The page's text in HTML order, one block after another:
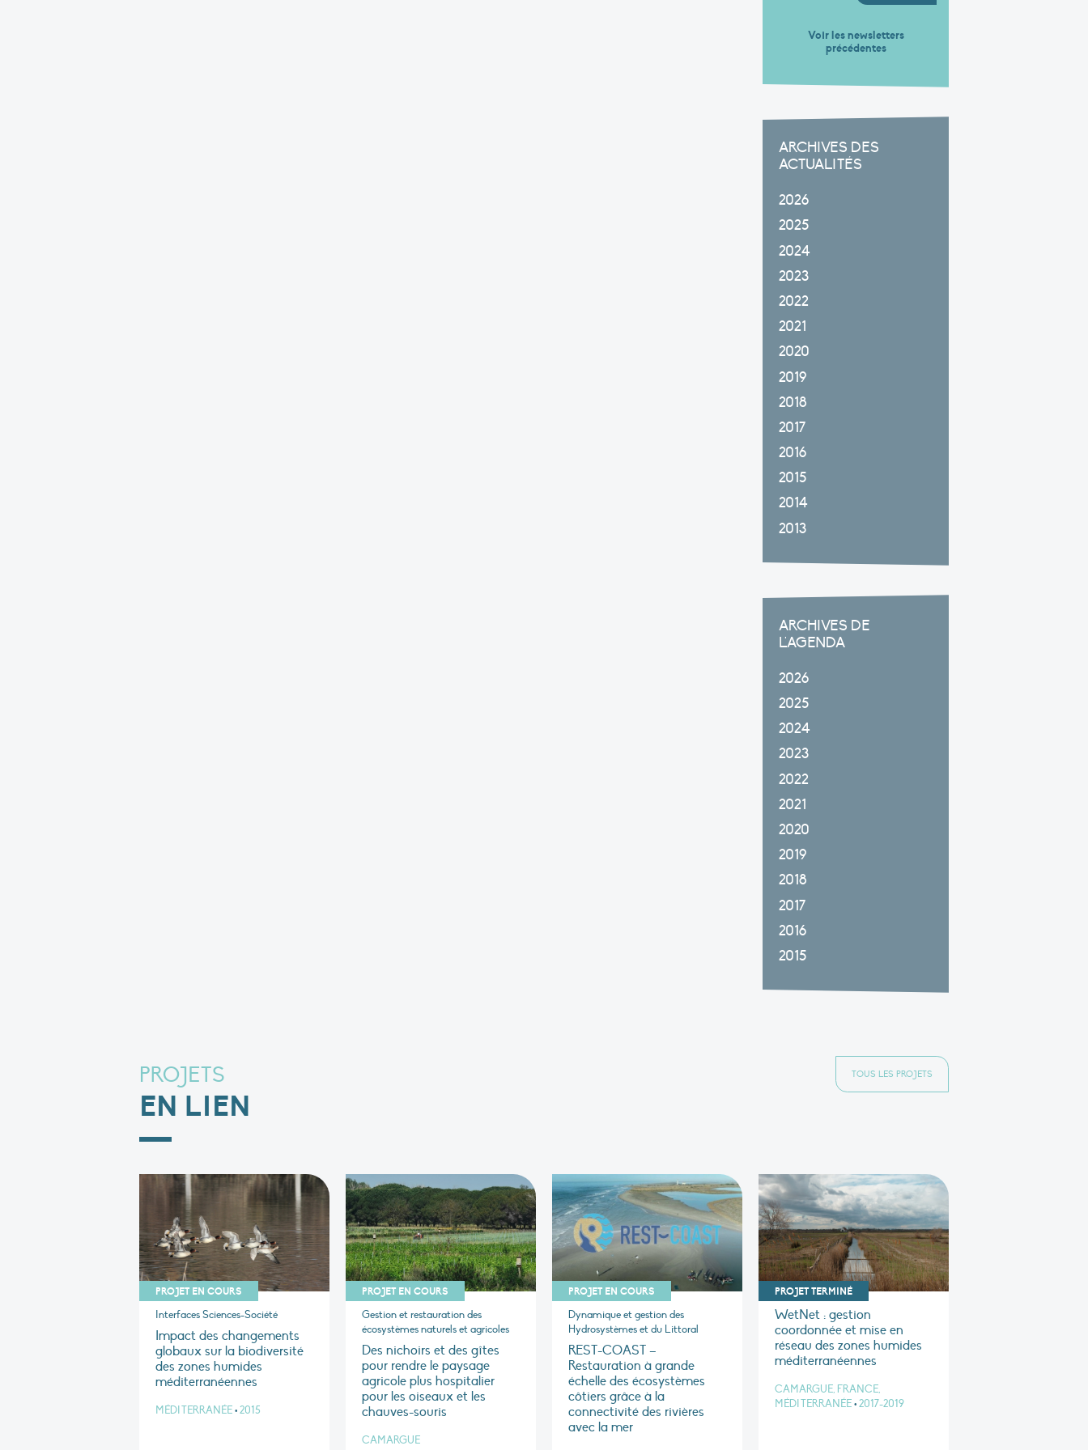
Voir les newsletters
précédentes
ARCHIVES DES
ACTUALITÉS
2026
2025
2024
2023
2022
2021
2020
2019
2018
2017
2016
2015
2014
2013
ARCHIVES DE
L'AGENDA
2026
2025
2024
2023
2022
2021
2020
2019
2018
2017
2016
2015
PROJETS
EN LIEN
TOUS LES PROJETS
PROJET EN COURS
Interfaces Sciences-Société
Impact des changements
globaux sur la biodiversité
des zones humides
méditerranéennes
MÉDITERRANÉE•2015
PROJET EN COURS
Gestion et restauration des
écosystèmes naturels et agricoles
Des nichoirs et des gîtes
pour rendre le paysage
agricole plus hospitalier
pour les oiseaux et les
chauves-souris
CAMARGUE
PROJET EN COURS
Dynamique et gestion des
Hydrosystèmes et du Littoral
REST-COAST –
Restauration à grande
échelle des écosystèmes
côtiers grâce à la
connectivité des rivières
avec la mer
PROJET TERMINÉ
WetNet : gestion
coordonnée et mise en
réseau des zones humides
méditerranéennes
CAMARGUE, FRANCE,
MÉDITERRANÉE•2017-2019